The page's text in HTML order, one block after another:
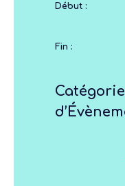
Début :
Fin :
Catégorie